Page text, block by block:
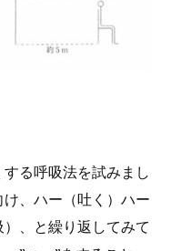
る呼吸法を試みまし
、ハー（吐く）ハー
）、と繰り返してみて